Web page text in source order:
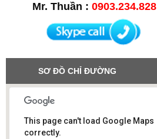
Mr. Thuần : 0903.234.828
SƠ ĐỒ CHỈ ĐƯỜNG
This page can't load Google Maps
correctly.